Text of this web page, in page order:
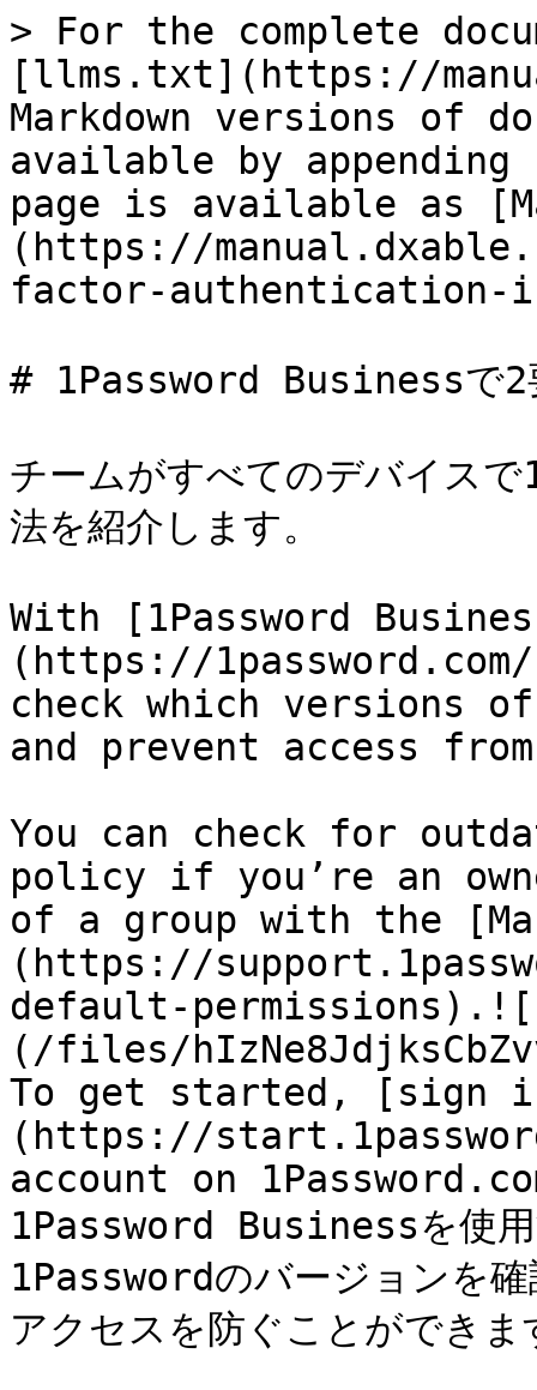
> For the complete
[llms.txt](https://
Markdown versions of
available by
page is available as
(https://
factor-authentication-
# 1Password Businessで2
チームがすべてのデバイス
法を紹介します。
With [1Password
(https://
check which versions of
and prevent access
You can check for
policy if you’re an
of a group with the
(https://
default-
(/files/
To get started, [sign
(https://
account on
1Password Businessを使用
1Passwordのバージョンを
アクセスを防ぐことができま